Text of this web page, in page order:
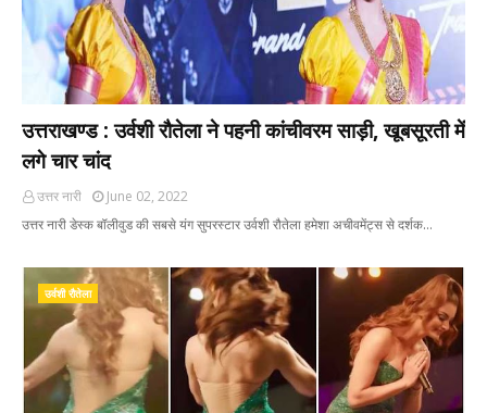
उत्तराखण्ड : उर्वशी रौतेला ने पहनी कांचीवरम साड़ी, खूबसूरती में
लगे चार चांद
उत्तर नारी
June 02, 2022
उत्तर नारी डेस्क बॉलीवुड की सबसे यंग सुपरस्टार उर्वशी रौतेला हमेशा अचीवमेंट्स से दर्शक…
उर्वशी रौतेला